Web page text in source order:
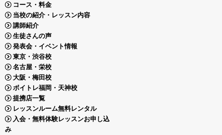
コース・料金
当校の紹介・レッスン内容
講師紹介
生徒さんの声
発表会・イベント情報
東京・渋谷校
名古屋・栄校
大阪・梅田校
ボイトレ福岡・天神校
提携店一覧
レッスンルーム無料レンタル
入会・無料体験レッスンお申し込
み